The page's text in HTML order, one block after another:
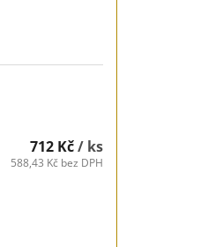
712 Kč/ ks
588,43 Kč bez DPH